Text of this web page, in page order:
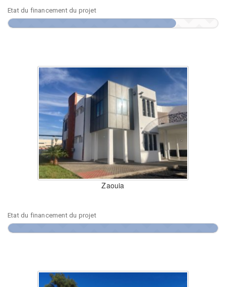
Etat du financement du projet
Zaouia
Etat du financement du projet